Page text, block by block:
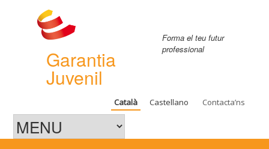
Garantia
Juvenil
Forma el teu futur
professional
Català Castellano Contacta’ns